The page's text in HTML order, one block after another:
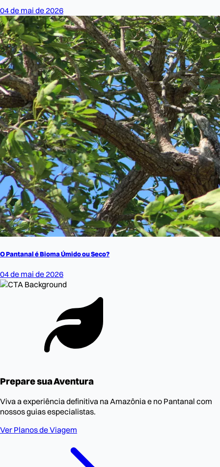
04 de mai de 2026
O Pantanal é Bioma Úmido ou Seco?
04 de mai de 2026
Prepare sua Aventura
Viva a experiência definitiva na Amazônia e no Pantanal com
nossos guias especialistas.
Ver Planos de Viagem